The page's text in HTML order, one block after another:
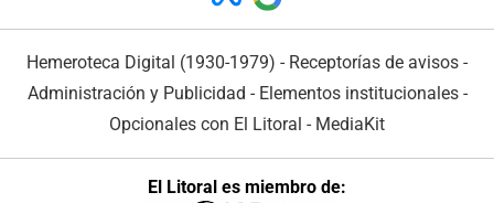
Hemeroteca Digital (1930-1979) - Receptorías de avisos -
Administración y Publicidad - Elementos institucionales-
Opcionales con El Litoral - MediaKit
El Litoral es miembro de: